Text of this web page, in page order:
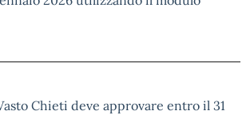
Chieti deve approvare entro il 31